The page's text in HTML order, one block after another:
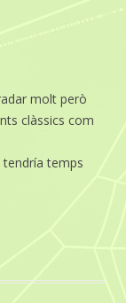
molt però
clàssics com
temps